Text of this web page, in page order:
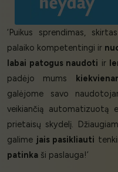
‘Puikus sprendimas,
palaiko kompetentingi ir
labai patogus naudoti ir
padėjo mums
galėjome savo
veikiančią automatizuotą
prietaisų skydelį.
galime jais pasikliauti
patinka ši paslauga!’